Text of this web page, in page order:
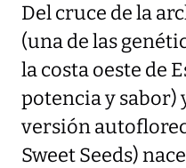
Del cruce de la
(una de las
la costa oeste de
potencia y sabor)
versión
Sweet Seeds)